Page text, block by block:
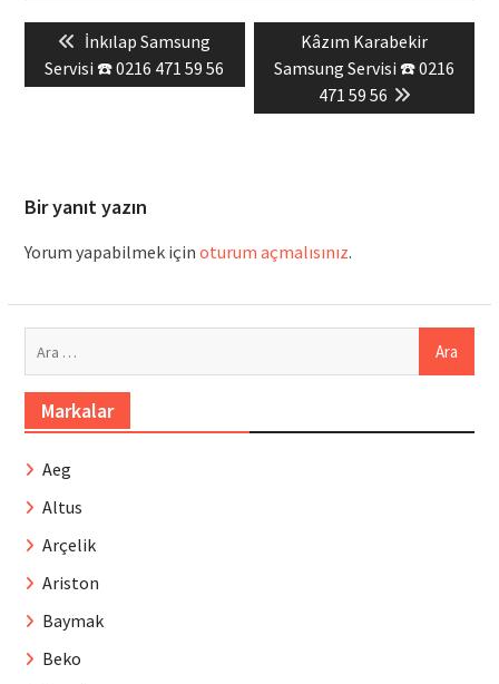
Yazı
gezinmesi
Previous
post:
İnkılap Samsung
Servisi ☎️ 0216 471 59 56
Next
post:
Kâzım Karabekir
Samsung Servisi ☎️ 0216
471 59 56
Bir yanıt yazın
Yorum yapabilmek için oturum açmalısınız.
Markalar
Aeg
Altus
Arçelik
Ariston
Baymak
Beko